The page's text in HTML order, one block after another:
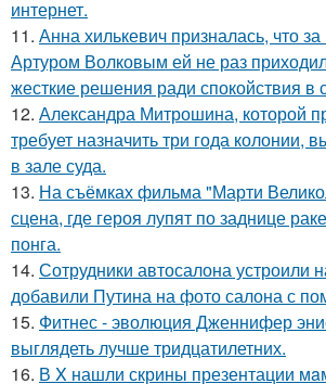
интернет.
11. Анна хилькевич призналась, что
Артуром Волковым ей не раз
жесткие решения ради спокойствия в
12. Александра Митрошина, которой
требует назначить три года колонии,
в зале суда.
13. На съёмках фильма "Марти
сцена, где героя лупят по заднице
понга.
14. Сотрудники автосалона устроили
добавили Путина на фото салона с
15. Фитнес - эволюция Дженнифер
выглядеть лучше тридцатилетних.
16. В X нашли скрины презентации